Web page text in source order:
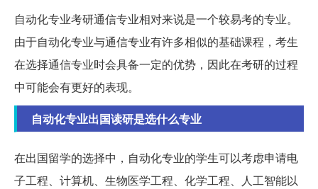
自动化专业考研通信专业相对来说是一个较易考的专业。
由于自动化专业与通信专业有许多相似的基础课程，考生
在选择通信专业时会具备一定的优势，因此在考研的过程
中可能会有更好的表现。
自动化专业出国读研是选什么专业
在出国留学的选择中，自动化专业的学生可以考虑申请电
子工程、计算机、生物医学工程、化学工程、人工智能以